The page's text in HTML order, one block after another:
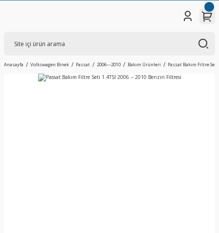
Anasayfa Volkswagen Binek Passat 2006---2010 Bakım Ürünleri Passat Bakım Filtre